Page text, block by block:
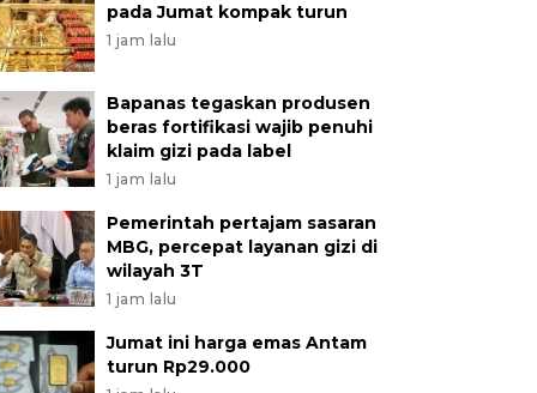
pada Jumat kompak turun
1 jam lalu
Bapanas tegaskan produsen
beras fortifikasi wajib penuhi
klaim gizi pada label
1 jam lalu
Pemerintah pertajam sasaran
MBG, percepat layanan gizi di
wilayah 3T
1 jam lalu
Jumat ini harga emas Antam
turun Rp29.000